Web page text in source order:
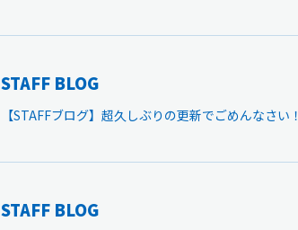
OFFICIAL GOODS
STAFF BLOG
【STAFFブログ】超久しぶりの更新でごめんなさい！
STAFF BLOG